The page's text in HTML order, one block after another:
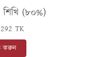
(৮০%)
292 TK
করুন